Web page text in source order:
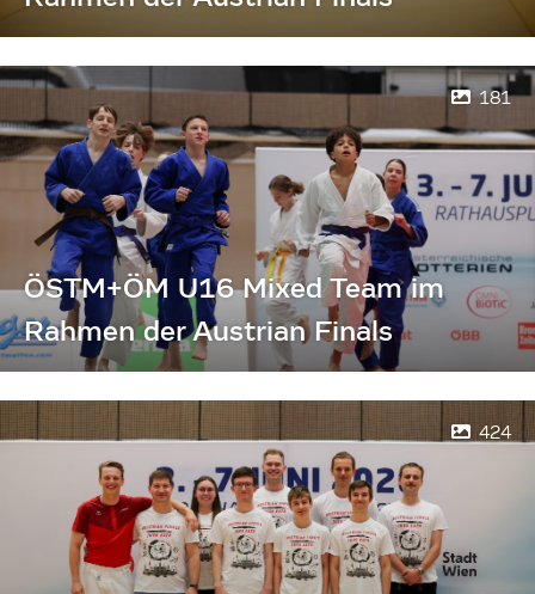
181
ÖSTM+ÖM U16 Mixed Team im
Rahmen der Austrian Finals
424